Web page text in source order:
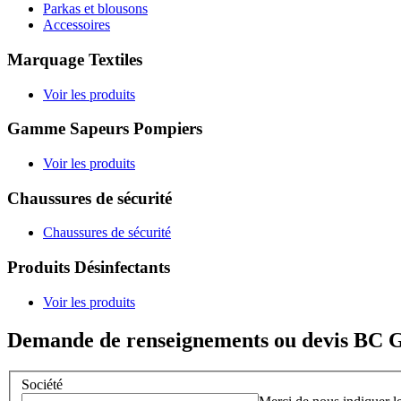
Parkas et blousons
Accessoires
Marquage Textiles
Voir les produits
Gamme Sapeurs Pompiers
Voir les produits
Chaussures de sécurité
Chaussures de sécurité
Produits Désinfectants
Voir les produits
Demande de renseignements ou devis BC
Société